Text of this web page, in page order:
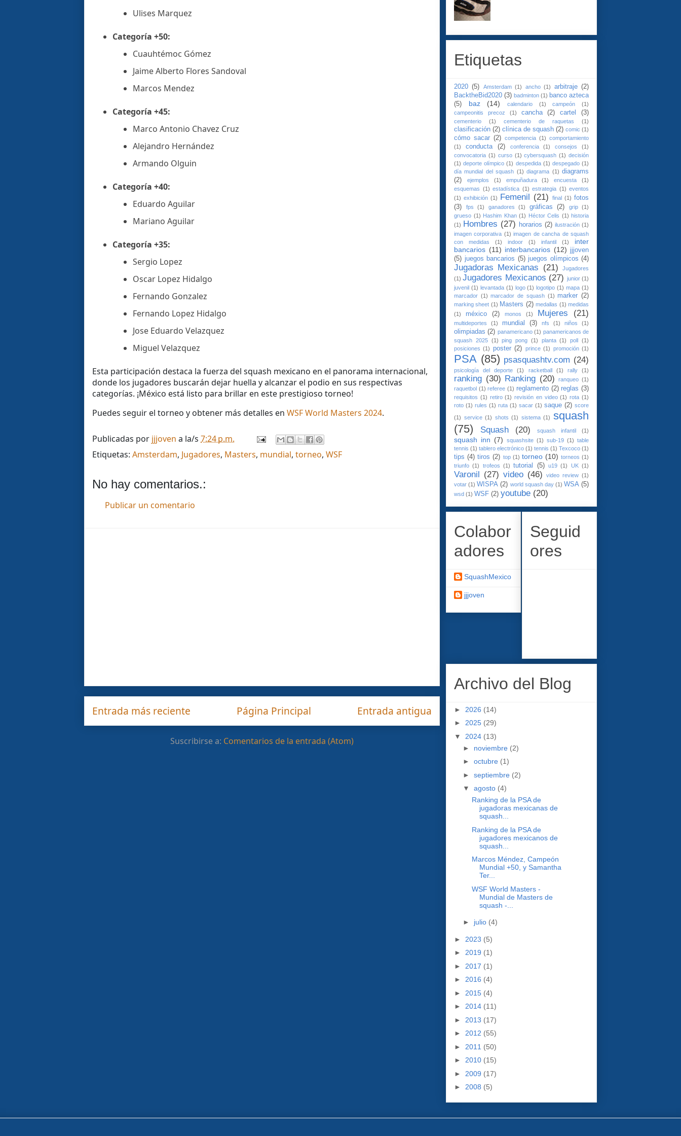
Ulises Marquez
Categoría +50:
Cuauhtémoc Gómez
Jaime Alberto Flores Sandoval
Marcos Mendez
Categoría +45:
Marco Antonio Chavez Cruz
Alejandro Hernández
Armando Olguin
Categoría +40:
Eduardo Aguilar
Mariano Aguilar
Categoría +35:
Sergio Lopez
Oscar Lopez Hidalgo
Fernando Gonzalez
Fernando Lopez Hidalgo
Jose Eduardo Velazquez
Miguel Velazquez
Esta participación destaca la fuerza del squash mexicano en el panorama internacional,
donde los jugadores buscarán dejar huella y alcanzar el podio en sus respectivas
categorías. ¡México está listo para brillar en este prestigioso torneo!
Puedes seguir el torneo y obtener más detalles en WSF World Masters 2024.
Publicadas por jjjoven a la/s 7:24 p.m.
Etiquetas: Amsterdam, Jugadores, Masters, mundial, torneo, WSF
No hay comentarios.:
Publicar un comentario
Entrada más reciente Entrada antigua
Página Principal
Suscribirse a: Comentarios de la entrada (Atom)
Etiquetas
2020 (5) Amsterdam (1) ancho (1) arbitraje (2)
BacktheBid2020 (3) badminton (1) banco azteca
(5)
baz (14) calendario (1) campeón
(1)
campeonitis precoz
(1) cancha (2) cartel (3)
cementerio (1) cementerio de raquetas (1)
clasificación (2) clínica de squash (2) comic (1)
cómo sacar (2) competencia (1) comportamiento
(1)
conducta (2) conferencia (1) consejos
(1)
convocatoria (1) curso (1) cybersquash (1) decisión
(1) deporte olímpico (1) despedida (1) despegado (1)
día mundial del squash (1) diagrama (1) diagrams
(2)
ejemplos (1) empuñadura (1) encuesta
(1)
esquemas (1) estadística (1) estrategia (1) eventos
(1) exhibición (1) Femenil (21) final (1) fotos
(3)
fps (1) ganadores (1) gráficas (2) grip
(1)
grueso (1) Hashim Khan (1) Héctor Celis (1) historia
(1) Hombres (27) horarios (2) ilustración (1)
imagen corporativa (1) imagen de cancha de squash
con medidas
(1) indoor (1) infantil (1)
inter
bancarios (11) interbancarios (12) jjjoven
(5) juegos bancarios (5) juegos olímpicos (4)
Jugadoras Mexicanas (21)
Jugadores
(1) Jugadores Mexicanos (27) junior (1)
juvenil (1) levantada (1) logo (1) logotipo (1) mapa (1)
marcador (1) marcador de squash (1) marker (2)
marking sheet (1) Masters (2) medallas (1) medidas
(1)
méxico (2) monos (1) Mujeres (21)
multideportes (1) mundial (3) nfs (1) niños (1)
olimpiadas (2) panamericano (1) panamericanos de
squash 2025
(1) ping pong (1) planta (1) poll (1)
posiciones (1) poster (2) prince (1) promoción (1)
PSA (85) psasquashtv.com (24)
psicología del deporte (1) racketball (1) rally (1)
ranking (30) Ranking (20) ranqueo (1)
raquetbol (1) referee (1) reglamento (2) reglas (3)
requisitos (1) retiro (1) revisión en video (1) rota (1)
roto (1) rules (1) ruta (1) sacar (1) saque (2) score
(1) service (1) shots (1) sistema (1) squash
(75)
Squash (20) squash infantil (1)
squash inn (7) squashsite (1) sub-19 (1) table
tennis (1) tablero electrónico (1) tennis (1) Texcoco (1)
tips (4) tiros (2) top (1) torneo (10) torneos (1)
triunfo (1) trofeos (1) tutorial (5) u19 (1) UK (1)
Varonil (27) video (46) video review (1)
votar (1) WISPA (2) world squash day (1) WSA (5)
wsd (1) WSF (2) youtube (20)
Colabor
adores
SquashMexico
jjjoven
Seguid
ores
Archivo del Blog
► 2026 (14)
► 2025 (29)
▼ 2024 (13)
► noviembre (2)
► octubre (1)
► septiembre (2)
▼ agosto (4)
Ranking de la PSA de
jugadoras mexicanas de
squash...
Ranking de la PSA de
jugadores mexicanos de
squash...
Marcos Méndez, Campeón
Mundial +50, y Samantha
Ter...
WSF World Masters -
Mundial de Masters de
squash -...
► julio (4)
► 2023 (5)
► 2019 (1)
► 2017 (1)
► 2016 (4)
► 2015 (4)
► 2014 (11)
► 2013 (17)
► 2012 (55)
► 2011 (50)
► 2010 (15)
► 2009 (17)
► 2008 (5)